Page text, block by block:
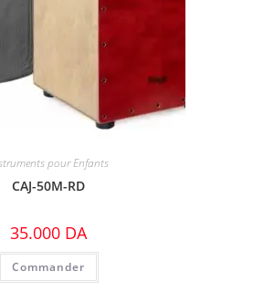
pour Enfants
CAJ-50M-RD
35.000 DA
Commander